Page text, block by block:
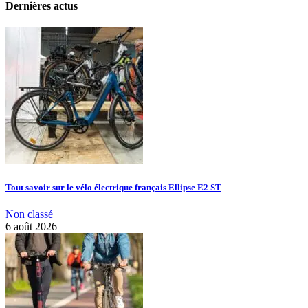
Dernières actus
Tout savoir sur le vélo électrique français Ellipse E2 ST
Non classé
6 août 2026